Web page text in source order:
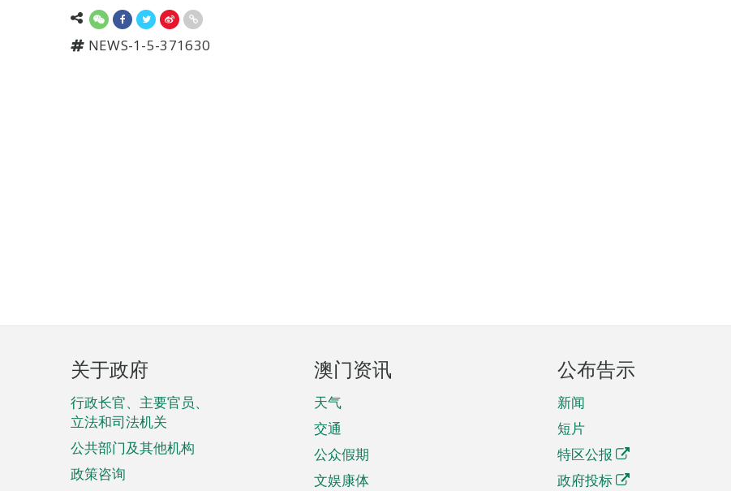
NEWS-1-5-371630
页
脚
菜
单
关于政府
行政长官、主要官员、
立法和司法机关
公共部门及其他机构
政策咨询
澳门资讯
天气
交通
公众假期
文娱康体
公布告示
新闻
短片
特区公报
政府投标